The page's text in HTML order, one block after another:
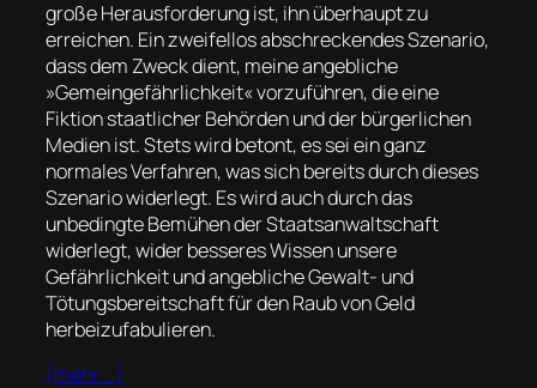
große Herausforderung ist, ihn überhaupt zu
erreichen. Ein zweifellos abschreckendes Szenario,
dass dem Zweck dient, meine angebliche
»Gemeingefährlichkeit« vorzuführen, die eine
Fiktion staatlicher Behörden und der bürgerlichen
Medien ist. Stets wird betont, es sei ein ganz
normales Verfahren, was sich bereits durch dieses
Szenario widerlegt. Es wird auch durch das
unbedingte Bemühen der Staatsanwaltschaft
widerlegt, wider besseres Wissen unsere
Gefährlichkeit und angebliche Gewalt- und
Tötungsbereitschaft für den Raub von Geld
herbeizufabulieren.
(mehr …)